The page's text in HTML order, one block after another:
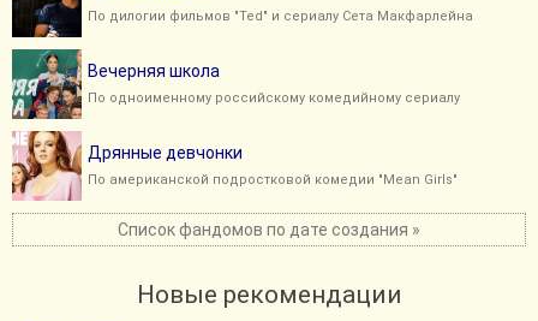
По дилогии фильмов "Ted" и сериалу Сета Макфарлейна
Вечерняя школа
По одноименному российскому комедийному сериалу
Дрянные девчонки
По американской подростковой комедии "Mean Girls"
Список фандомов по дате создания »
Новые рекомендации